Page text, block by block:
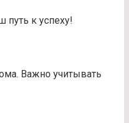
путь к успеху!
Важно учитывать